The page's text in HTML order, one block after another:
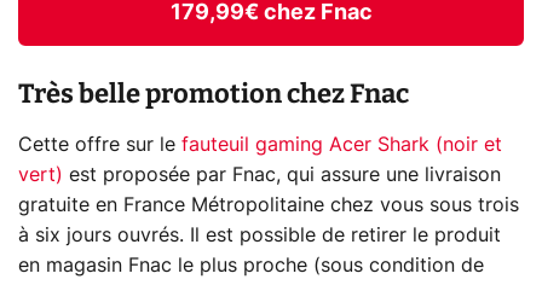
179,99€ chez Fnac
Très belle promotion chez Fnac
Cette offre sur le fauteuil gaming Acer Shark (noir et
vert) est proposée par Fnac, qui assure une livraison
gratuite en France Métropolitaine chez vous sous trois
à six jours ouvrés. Il est possible de retirer le produit
en magasin Fnac le plus proche (sous condition de